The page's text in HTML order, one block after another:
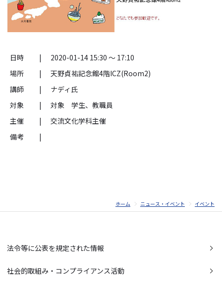
日時 |
2020-01-14 15:30 ～ 17:10
場所
|
天野貞祐記念館4階ICZ(Room2)
講師
|
ナディ氏
対象
|
対象 学生、教職員
主催
|
交流文化学科主催
備考
|
ホーム ニュース・イベント イベント
法令等に公表を規定された情報
社会的取組み・コンプライアンス活動